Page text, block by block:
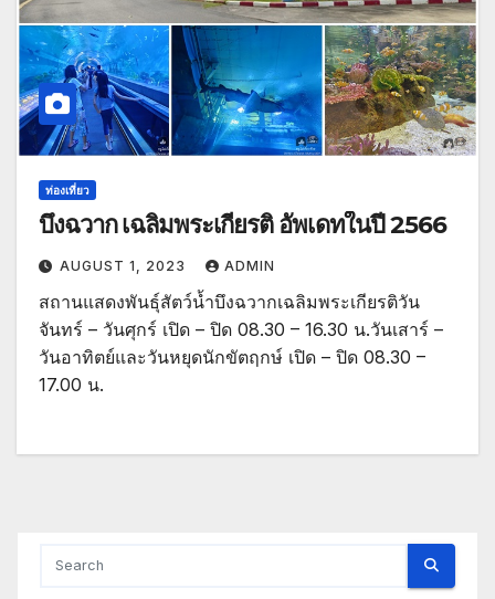
ท่องเที่ยว
บึงฉวาก เฉลิมพระเกียรติ อัพเดทในปี 2566
AUGUST 1, 2023 ADMIN
สถานแสดงพันธุ์สัตว์น้ำบึงฉวากเฉลิมพระเกียรติวัน
จันทร์ – วันศุกร์ เปิด – ปิด 08.30 – 16.30 น.วันเสาร์ –
วันอาทิตย์และวันหยุดนักขัตฤกษ์ เปิด – ปิด 08.30 –
17.00 น.